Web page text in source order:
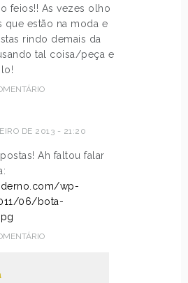
feios!! As vezes olho
que estão na moda e
rindo demais da
tal coisa/peça e
DE 2013 - 21:20
Ah faltou falar
wp-
06/bota-